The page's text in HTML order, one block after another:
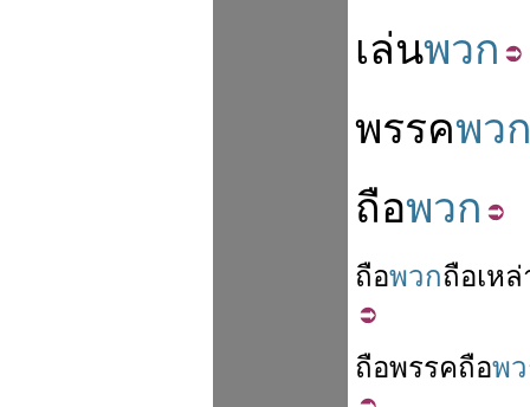
เล่นพวก
พรรคพว
ถือพวก
ถือพวกถือเหล่
ถือพรรคถือพ